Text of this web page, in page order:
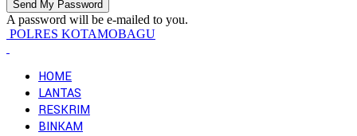
A password will be e-mailed to you.
POLRES KOTAMOBAGU
HOME
LANTAS
RESKRIM
BINKAM